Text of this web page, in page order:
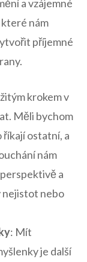
a ⁣vzájemné
nám
příjemné
krokem v
Měli bychom
ostatní, ⁤a
nám
a
⁢nejistot nebo
: Mít
je​ další⁤